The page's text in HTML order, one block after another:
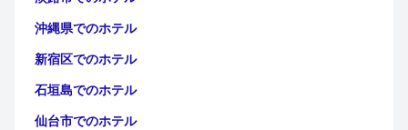
した客室があり、子供連れのゲストにとってプリモホテルは魅力
的です。ホテルは、特定の家族ゾーンが禁煙になっているなど、
子供に優しい環境を維持しています。
ホテルのロケーションは、様々なバー、レストラン、近くのティ
ルグス市場など、豊富な食事やエンターテイメントの選択肢があ
沖縄県でのホテル
新宿区でのホテル
石垣島でのホテル
仙台市でのホテル